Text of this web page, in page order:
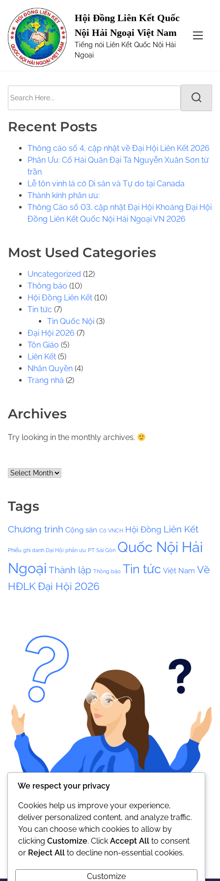
Hội Đồng Liên Kết Quốc
Nội Hải Ngoại Việt Nam
Tiếng nói Liên Kết Quốc Nội Hải
Ngoại
Page not Found
The requested url was not found on this server. Maybe
try one of the links below or a search?
e
Recent Posts
Thông cáo số 4, cập nhật về Đại Hội Liên Kết 2026
Phân Ưu: Cố Hải Quân Đại Tá Nguyễn Xuân Sơn từ
trần
Lễ tôn vinh lá cờ Di sản và Tự do tại Canada
​​Thành kính phân ưu:
Thông Cáo số 03, cập nhật Đại Hội Khoáng Đại Hội
Đồng Liên Kết Quốc Nội Hải Ngoại VN 2026
Most Used Categories
Uncategorized (12)
Thông báo (10)
Hội Đồng Liên Kết (10)
Tin tức (7)
Tin Quốc Nội (3)
Đại Hội 2026 (7)
Tôn Giáo (5)
Liên Kết (5)
Nhân Quyền (4)
Trang nhà (2)
Archives
Try looking in the monthly archives.
A
v
s
Tags
Chương trình Cộng sản Cờ VNCH Hội Đồng Liên Kết
Phiếu ghi danh Dại Hội phân ưu PT Sài Gòn Quốc Nội Hải
Ngoại Thành lập Thông báo Tin tức Việt Nam Về
HĐLKĐại Hội 2026
We respect your privacy
Cookies help us improve your experience,
deliver personalized content, and analyze traffic.
You can choose which cookies to allow by
clicking Customize. Click Accept All to consent
or Reject All to decline non-essential cookies.
Customize